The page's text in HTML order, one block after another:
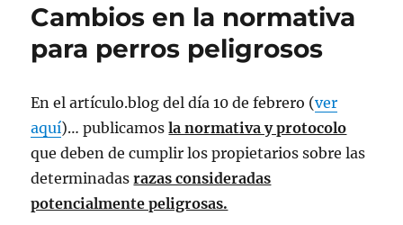
cíclica
los
Cambios en la normativa
para perros peligrosos
En el artículo.blog del día 10 de febrero (ver
aquí)… publicamosla normativa y protocolo
que deben de cumplir los propietarios sobre las
determinadasrazas consideradas
potencialmente peligrosas.